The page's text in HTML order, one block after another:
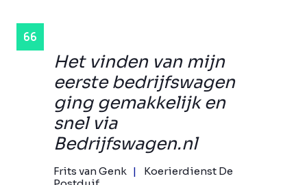
Het vinden van mijn
eerste bedrijfswagen
ging gemakkelijk en
snel via
Bedrijfswagen.nl
Frits van Genk
Koerierdienst De